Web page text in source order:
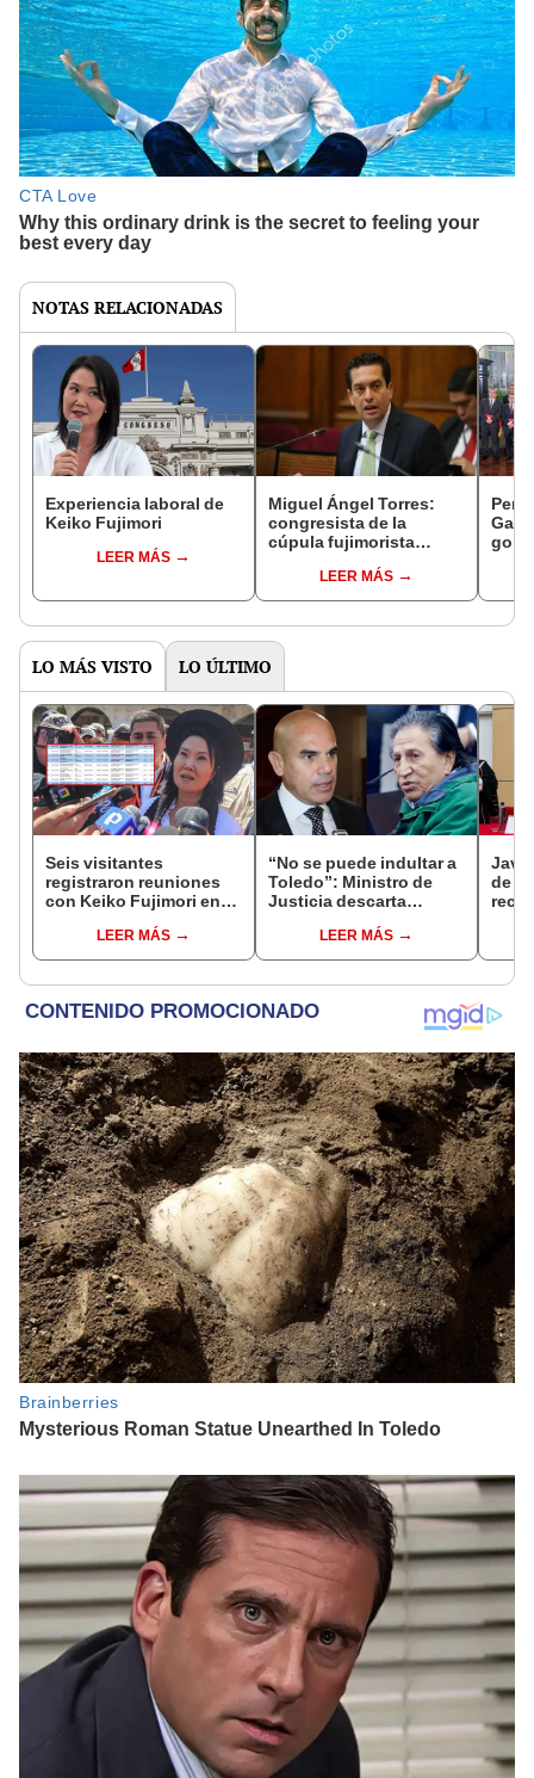
NOTAS RELACIONADAS
Experiencia laboral de
Keiko Fujimori
LEER MÁS
Miguel Ángel Torres:
congresista de la
cúpula fujimorista
del SenadoLEER MÁS
LO MÁS VISTO LO ÚLTIMO
Seis visitantes
registraron reuniones
con Keiko Fujimori en
presidenta se
encontraba en Junín
LEER MÁS
“No se puede indultar a
Toledo”: Ministro de
Justicia descarta
exmandatario
LEER MÁS
de